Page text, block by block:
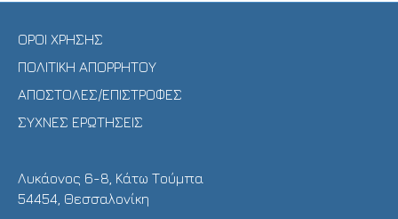
ΟΡΟΙ ΧΡΗΣΗΣ
ΠΟΛΙΤΙΚΗ ΑΠΟΡΡΗΤΟΥ
ΑΠΟΣΤΟΛΕΣ/ΕΠΙΣΤΡΟΦΕΣ
ΣΥΧΝΕΣ ΕΡΩΤΗΣΕΙΣ
Λυκάονος 6-8, Κάτω Τούμπα
54454, Θεσσαλονίκη